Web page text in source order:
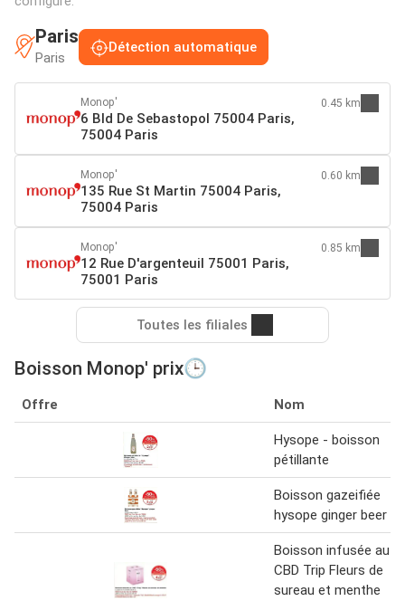
Paris
Paris
Détection automatique
Monop'
6 Bld De Sebastopol 75004 Paris,
75004 Paris
0.45 km
Monop'
135 Rue St Martin 75004 Paris,
75004 Paris
0.60 km
Monop'
12 Rue D'argenteuil 75001 Paris,
75001 Paris
0.85 km
Toutes les filiales
Boisson Monop' prix🕒
Offre Nom
Hysope - boisson
pétillante
Boisson gazeifiée
hysope ginger beer
Boisson infusée au
CBD Trip Fleurs de
sureau et menthe